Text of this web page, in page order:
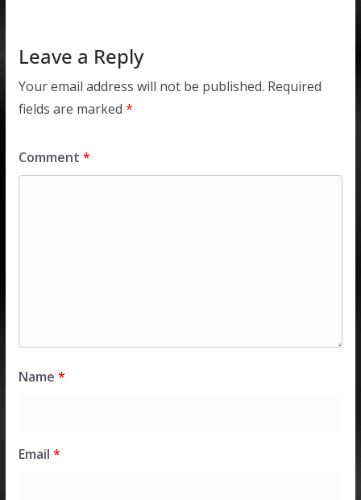
Leave a Reply
Your email address will not be published. Required
fields are marked *
Comment *
Name *
Email *